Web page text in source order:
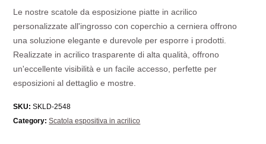
Le nostre scatole da esposizione piatte in acrilico
personalizzate all'ingrosso con coperchio a cerniera offrono
una soluzione elegante e durevole per esporre i prodotti.
Realizzate in acrilico trasparente di alta qualità, offrono
un'eccellente visibilità e un facile accesso, perfette per
esposizioni al dettaglio e mostre.
SKU: SKLD-2548
Category: Scatola espositiva in acrilico